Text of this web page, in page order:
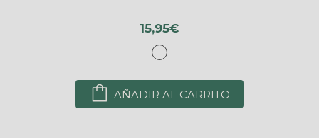
15,95€
AÑADIR AL CARRITO